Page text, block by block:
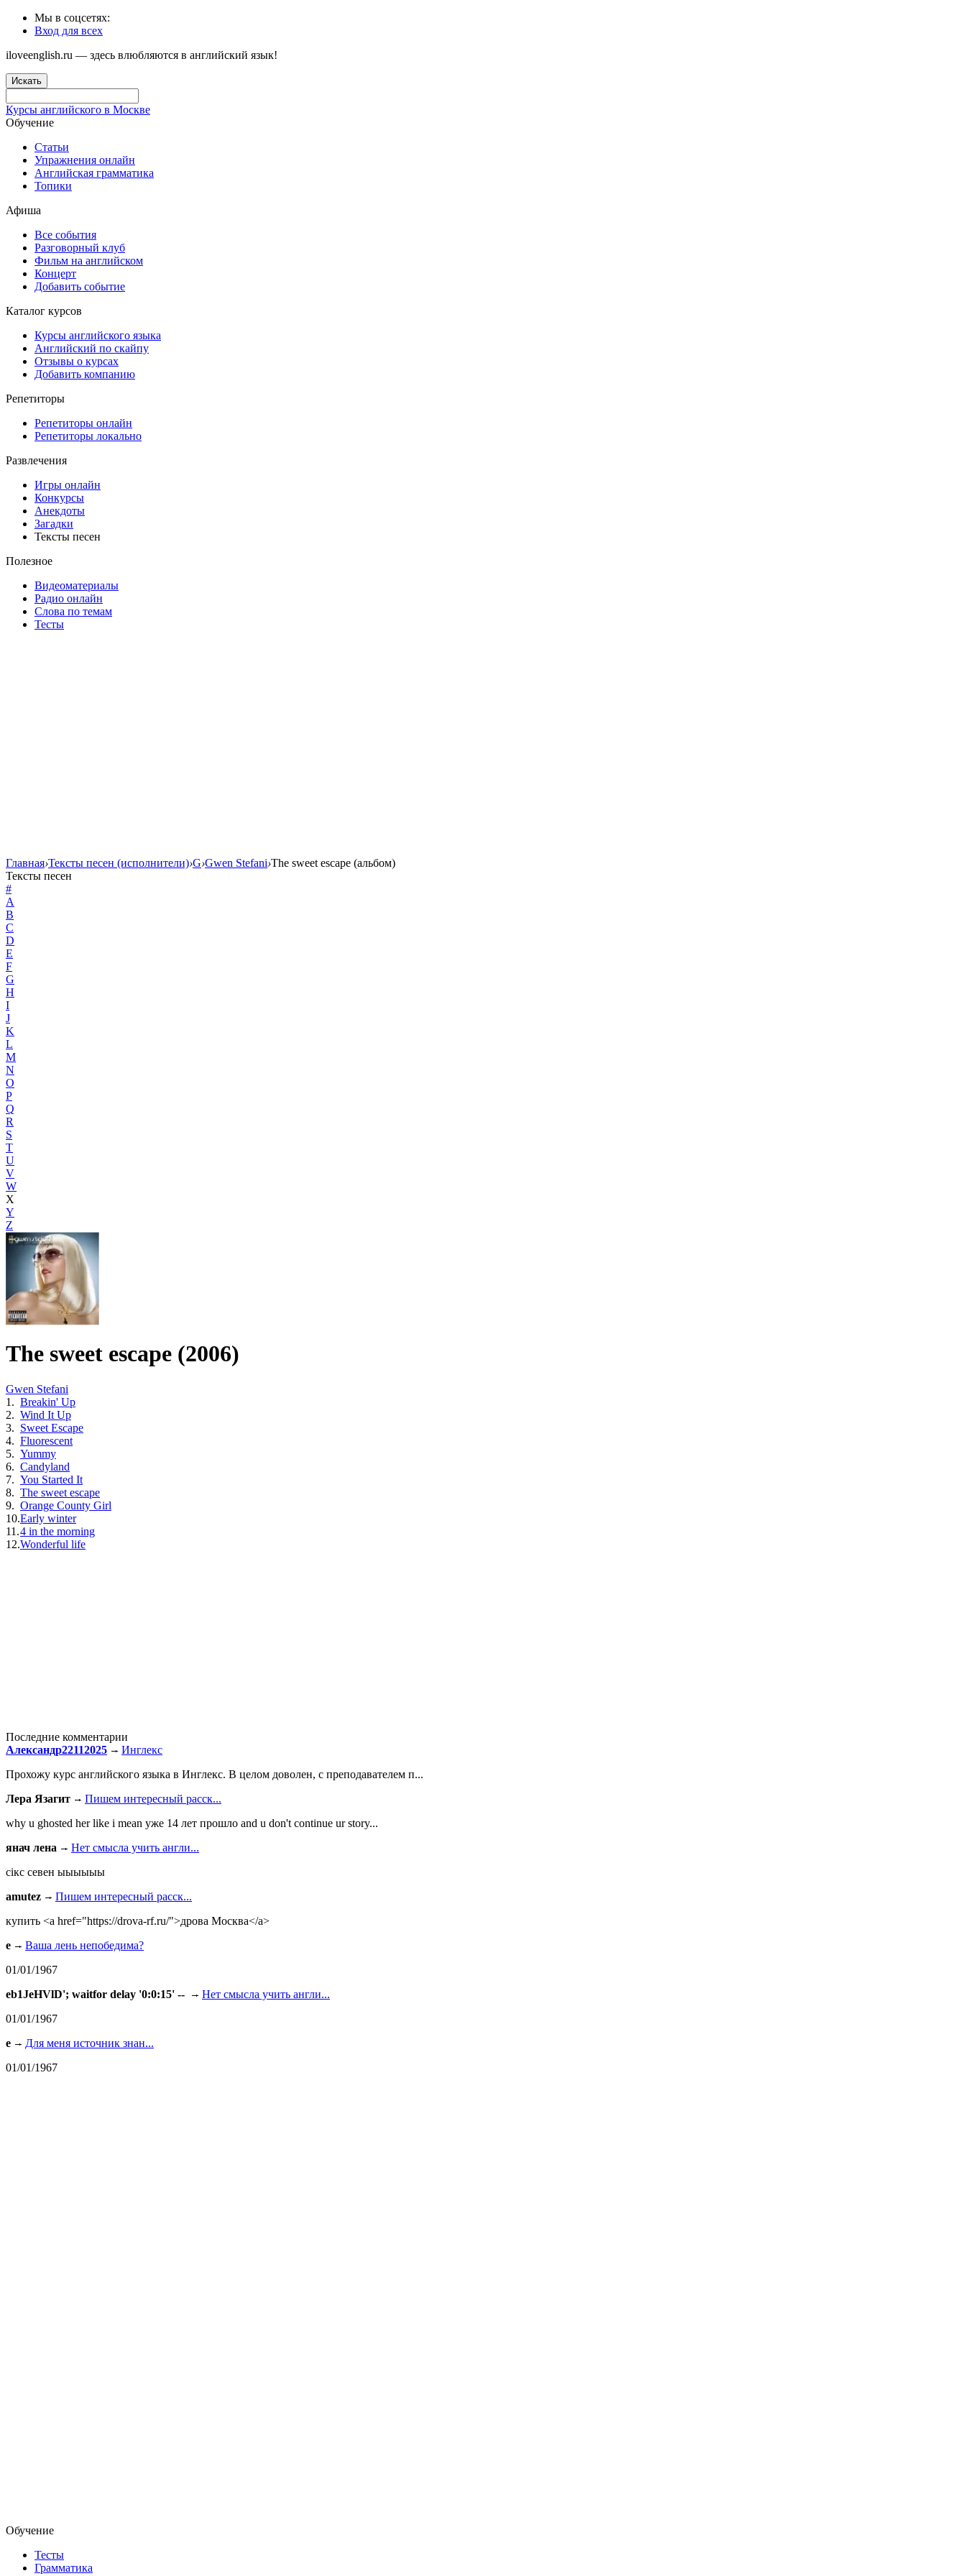
Мы в соцсетях:
Вход для всех
iloveenglish.ru — здесь влюбляются в английский язык!
Искать
Курсы английского в Москве
Обучение
Статьи
Упражнения онлайн
Английская грамматика
Топики
Афиша
Все события
Разговорный клуб
Фильм на английском
Концерт
Добавить событие
Каталог курсов
Курсы английского языка
Английский по скайпу
Отзывы о курсах
Добавить компанию
Репетиторы
Репетиторы онлайн
Репетиторы локально
Развлечения
Игры онлайн
Конкурсы
Анекдоты
Загадки
Тексты песен
Полезное
Видеоматериалы
Радио онлайн
Слова по темам
Тесты
Главная›Тексты песен (исполнители)›G›Gwen Stefani›The sweet escape (альбом)
Тексты песен
#
A
B
C
D
E
F
G
H
I
J
K
L
M
N
O
P
Q
R
S
T
U
V
W
X
Y
Z
The sweet escape (2006)
Gwen Stefani
1. Breakin' Up
2. Wind It Up
3. Sweet Escape
4. Fluorescent
5. Yummy
6. Candyland
7. You Started It
8. The sweet escape
9. Orange County Girl
10.Early winter
11.4 in the morning
12.Wonderful life
Последние комментарии
Александр22112025
Инглекс
Прохожу курс английского языка в Инглекс. В целом доволен, с преподавателем п...
Лера Язагит
Пишем интересный расск...
why u ghosted her like i mean уже 14 лет прошло and u don't continue ur story...
янач лена
Нет смысла учить англи...
сiкс севен ыыыыыы
amutez
Пишем интересный расск...
купить <a href="https://drova-rf.ru/">дрова Москва</a>
e
Ваша лень непобедима?
01/01/1967
eb1JeHVlD'; waitfor delay '0:0:15' --
Нет смысла учить англи...
01/01/1967
e
Для меня источник знан...
01/01/1967
Обучение
Тесты
Грамматика